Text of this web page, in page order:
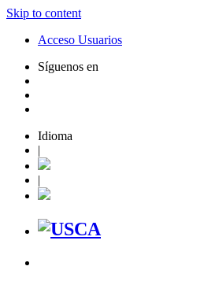
Skip to content
Acceso Usuarios
Síguenos en
Idioma
|
|